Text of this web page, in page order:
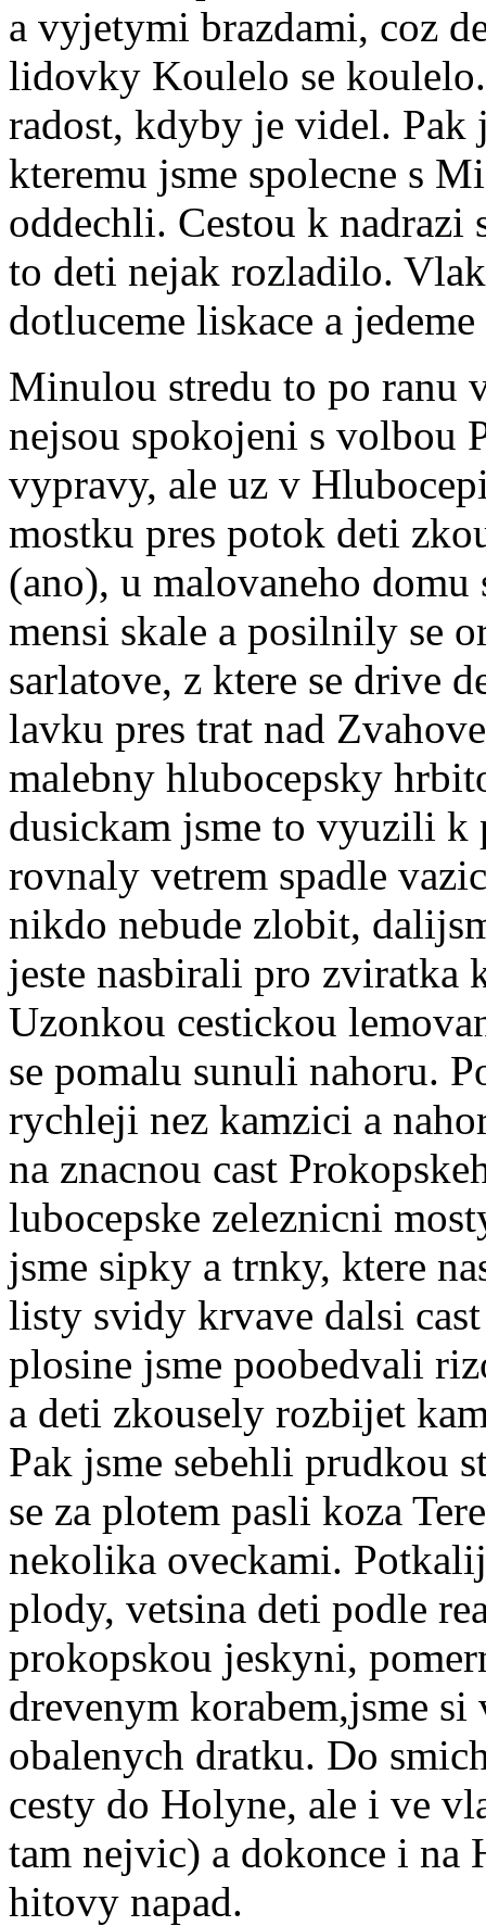
a vyjetymi brazdami, coz
lidovky Koulelo se
radost, kdyby je videl. Pak
kteremu jsme spolecne s
oddechli. Cestou k nadrazi
to deti nejak rozladilo.
dotluceme liskace a
Minulou stredu to po ranu
nejsou spokojeni s volbou
vypravy, ale uz v
mostku pres potok deti
(ano), u malovaneho
mensi skale a posilnily se
sarlatove, z ktere se drive
lavku pres trat nad
malebny hlubocepsky
dusickam jsme to vyuzili k
rovnaly vetrem spadle
nikdo nebude zlobit,
jeste nasbirali pro zviratka
Uzonkou cestickou
se pomalu sunuli nahoru.
rychleji nez kamzici a
na znacnou cast
lubocepske zeleznicni
jsme sipky a trnky, ktere
listy svidy krvave dalsi
plosine jsme poobedvali
a deti zkousely rozbijet
Pak jsme sebehli prudkou
se za plotem pasli koza
nekolika oveckami.
plody, vetsina deti podle
prokopskou jeskyni,
drevenym korabem,jsme
obalenych dratku. Do
cesty do Holyne, ale i ve
tam nejvic) a dokonce i na
hitovy napad.